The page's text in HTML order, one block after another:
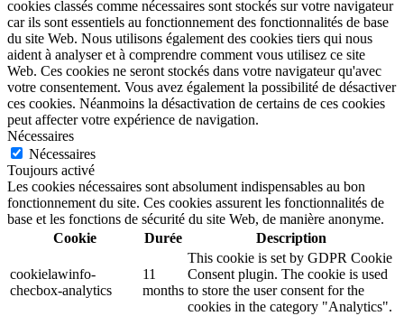
cookies classés comme nécessaires sont stockés sur votre navigateur
car ils sont essentiels au fonctionnement des fonctionnalités de base
du site Web. Nous utilisons également des cookies tiers qui nous
aident à analyser et à comprendre comment vous utilisez ce site
Web. Ces cookies ne seront stockés dans votre navigateur qu'avec
votre consentement. Vous avez également la possibilité de désactiver
ces cookies. Néanmoins la désactivation de certains de ces cookies
peut affecter votre expérience de navigation.
Nécessaires
Nécessaires
Toujours activé
Les cookies nécessaires sont absolument indispensables au bon
fonctionnement du site. Ces cookies assurent les fonctionnalités de
base et les fonctions de sécurité du site Web, de manière anonyme.
Cookie
Durée Description
cookielawinfo-
checbox-analytics
11
months
This cookie is set by GDPR Cookie
Consent plugin. The cookie is used
to store the user consent for the
cookies in the category "Analytics".